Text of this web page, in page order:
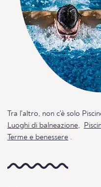
Tra l'altro, non c'è solo
Luoghi di balneazione,
Terme e benessere .